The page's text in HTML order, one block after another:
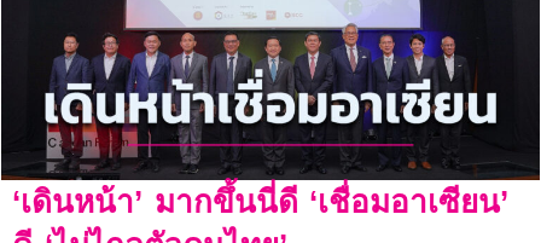
‘เดินหน้า’ มากขึ้นนี่ดี ‘เชื่อมอาเซียน’